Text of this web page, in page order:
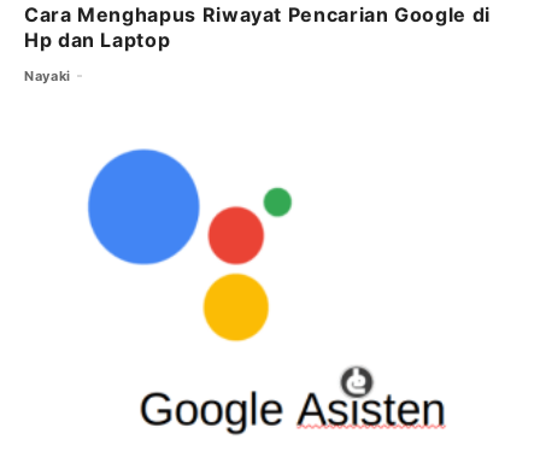
Cara Menghapus Riwayat Pencarian Google di
Hp dan Laptop
Nayaki